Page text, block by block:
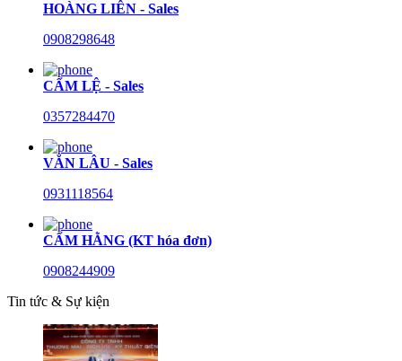
HOÀNG LIÊN - Sales
0908298648
CẨM LỆ - Sales
0357284470
VĂN LÂU - Sales
0931118564
CẨM HẰNG (KT hóa đơn)
0908244909
Tin tức & Sự kiện